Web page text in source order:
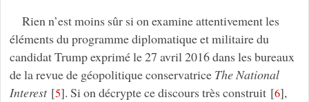
Rien n’est moins sûr si on examine attentivement les
éléments du programme diplomatique et militaire du
candidat Trump exprimé le 27 avril 2016 dans les bureaux
de la revue de géopolitique conservatrice The National
Interest[5]. Si on décrypte ce discours très construit[6],